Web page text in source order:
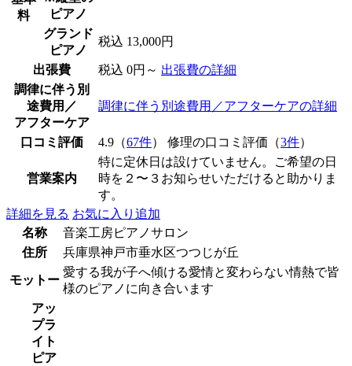
料
ピアノ
グランド
ピアノ
税込 13,000円
出張費 税込 0円～ 出張費の詳細
調律に伴う別
途費用／
アフターケア
調律に伴う別途費用／アフターケアの詳細
口コミ評価 4.9（67件） 修理の口コミ評価（3件）
営業案内
特に定休日は設けていません。ご希望の日
時を２〜３お知らせいただけると助かりま
す。
詳細を見る お気に入り追加
名称
音楽工房ピアノサロン
住所
兵庫県神戸市垂水区つつじが丘
モットー
愛する我が子へ傾ける愛情と変わらない情熱で皆
様のピアノに向き合います
アッ
プラ
イト
ピア